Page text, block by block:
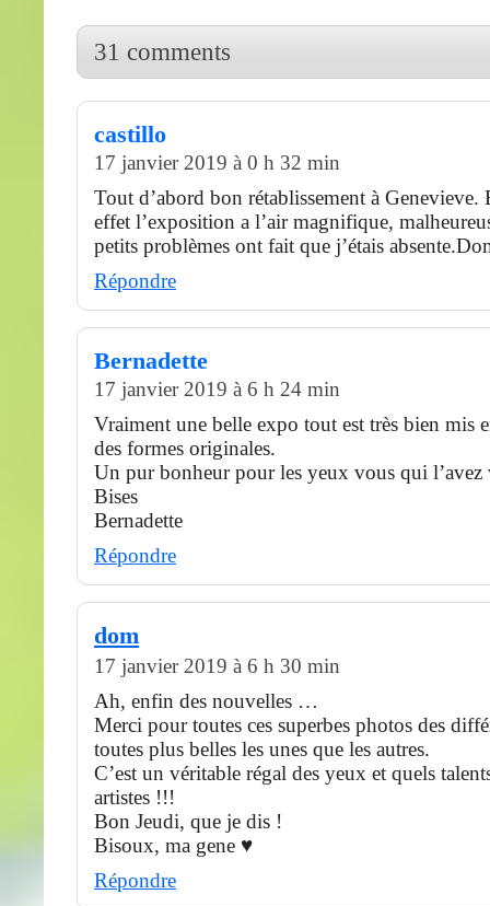
31 comments
castillo
17 janvier 2019 à 0 h 32 min
Tout d’abord bon rétablissement à Genevieve.
effet l’exposition a l’air magnifique,
petits problèmes ont fait que j’étais
Répondre
Bernadette
17 janvier 2019 à 6 h 24 min
Vraiment une belle expo tout est très bien mis
des formes originales.
Un pur bonheur pour les yeux vous qui l’avez
Bises
Bernadette
Répondre
dom
17 janvier 2019 à 6 h 30 min
Ah, enfin des nouvelles …
Merci pour toutes ces superbes photos des
toutes plus belles les unes que les autres.
C’est un véritable régal des yeux et quels
artistes !!!
Bon Jeudi, que je dis !
Bisoux, ma gene ♥
Répondre